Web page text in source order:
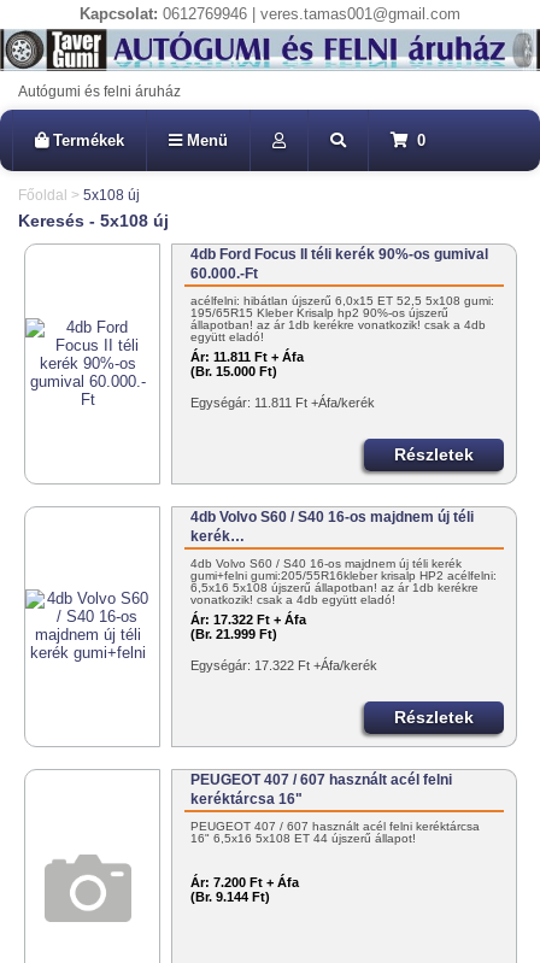
Kapcsolat: 0612769946 | veres.tamas001@gmail.com
Autógumi és felni áruház
Termékek Menü 0
Főoldal > 5x108 új
Keresés - 5x108 új
4db Ford Focus II téli kerék 90%-os gumival
60.000.-Ft
acélfelni: hibátlan újszerű 6,0x15 ET 52,5 5x108 gumi:
195/65R15 Kleber Krisalp hp2 90%-os újszerű
állapotban! az ár 1db kerékre vonatkozik! csak a 4db
együtt eladó!
Ár: 11.811 Ft + Áfa
(Br. 15.000 Ft)
Egységár: 11.811 Ft +Áfa/kerék
Részletek
4db Volvo S60 / S40 16-os majdnem új téli
kerék…
4db Volvo S60 / S40 16-os majdnem új téli kerék
gumi+felni gumi:205/55R16kleber krisalp HP2 acélfelni:
6,5x16 5x108 újszerű állapotban! az ár 1db kerékre
vonatkozik! csak a 4db együtt eladó!
Ár: 17.322 Ft + Áfa
(Br. 21.999 Ft)
Egységár: 17.322 Ft +Áfa/kerék
Részletek
PEUGEOT 407 / 607 használt acél felni
keréktárcsa 16"
PEUGEOT 407 / 607 használt acél felni keréktárcsa
16" 6,5x16 5x108 ET 44 újszerű állapot!
Ár: 7.200 Ft + Áfa
(Br. 9.144 Ft)